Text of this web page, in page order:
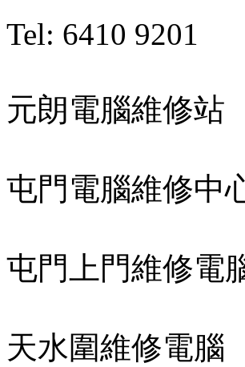
Tel: 6410 9201
元朗電腦維修站
屯門電腦維修中
屯門上門維修電
天水圍維修電腦